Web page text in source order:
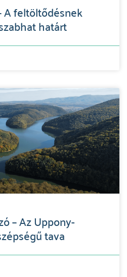
A feltöltődésnek
határt
– Az Uppony-
tava